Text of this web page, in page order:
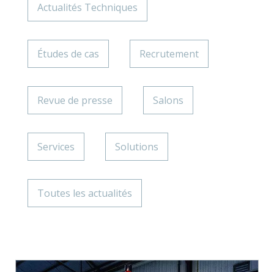
Actualités Techniques
Études de cas Recrutement
Revue de presse Salons
Services Solutions
Toutes les actualités